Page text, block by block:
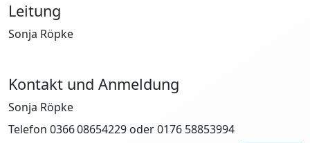
Leitung
Sonja Röpke
Kontakt und Anmeldung
Sonja Röpke
Telefon 0366 08654229 oder 0176 58853994